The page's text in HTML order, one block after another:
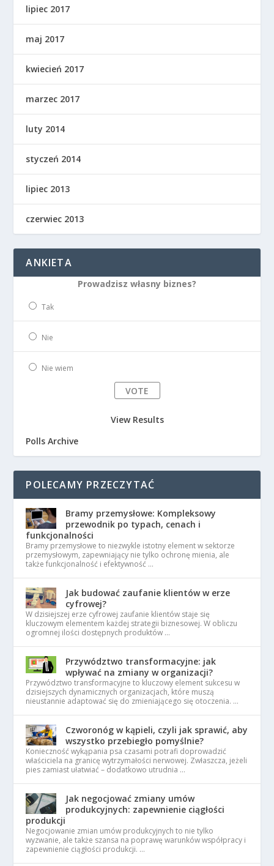
lipiec 2017
maj 2017
kwiecień 2017
marzec 2017
luty 2014
styczeń 2014
lipiec 2013
czerwiec 2013
ANKIETA
Prowadzisz własny biznes?
Tak
Nie
Nie wiem
View Results
Polls Archive
POLECAMY PRZECZYTAĆ
Bramy przemysłowe: Kompleksowy
przewodnik po typach, cenach i
funkcjonalności
Bramy przemysłowe to niezwykle istotny element w sektorze
przemysłowym, zapewniający nie tylko ochronę mienia, ale
także funkcjonalność i efektywność …
Jak budować zaufanie klientów w erze
cyfrowej?
W dzisiejszej erze cyfrowej zaufanie klientów staje się
kluczowym elementem każdej strategii biznesowej. W obliczu
ogromnej ilości dostępnych produktów …
Przywództwo transformacyjne: jak
wpływać na zmiany w organizacji?
Przywództwo transformacyjne to kluczowy element sukcesu w
dzisiejszych dynamicznych organizacjach, które muszą
nieustannie adaptować się do zmieniającego się otoczenia. …
Czworonóg w kąpieli, czyli jak sprawić, aby
wszystko przebiegło pomyślnie?
Konieczność wykąpania psa czasami potrafi doprowadzić
właściciela na granicę wytrzymałości nerwowej. Zwłaszcza, jeżeli
pies zamiast ułatwiać – dodatkowo utrudnia …
Jak negocjować zmiany umów
produkcyjnych: zapewnienie ciągłości
produkcji
Negocjowanie zmian umów produkcyjnych to nie tylko
wyzwanie, ale także szansa na poprawę warunków współpracy i
zapewnienie ciągłości produkcji. …